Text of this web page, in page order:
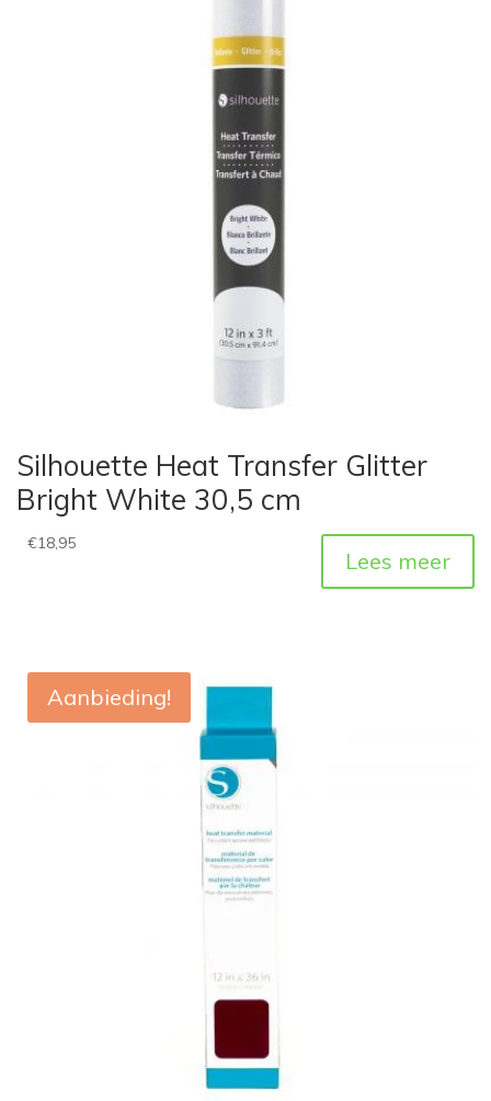
Silhouette Heat Transfer Glitter
Bright White 30,5 cm
€18,95
Lees meer
Aanbieding!